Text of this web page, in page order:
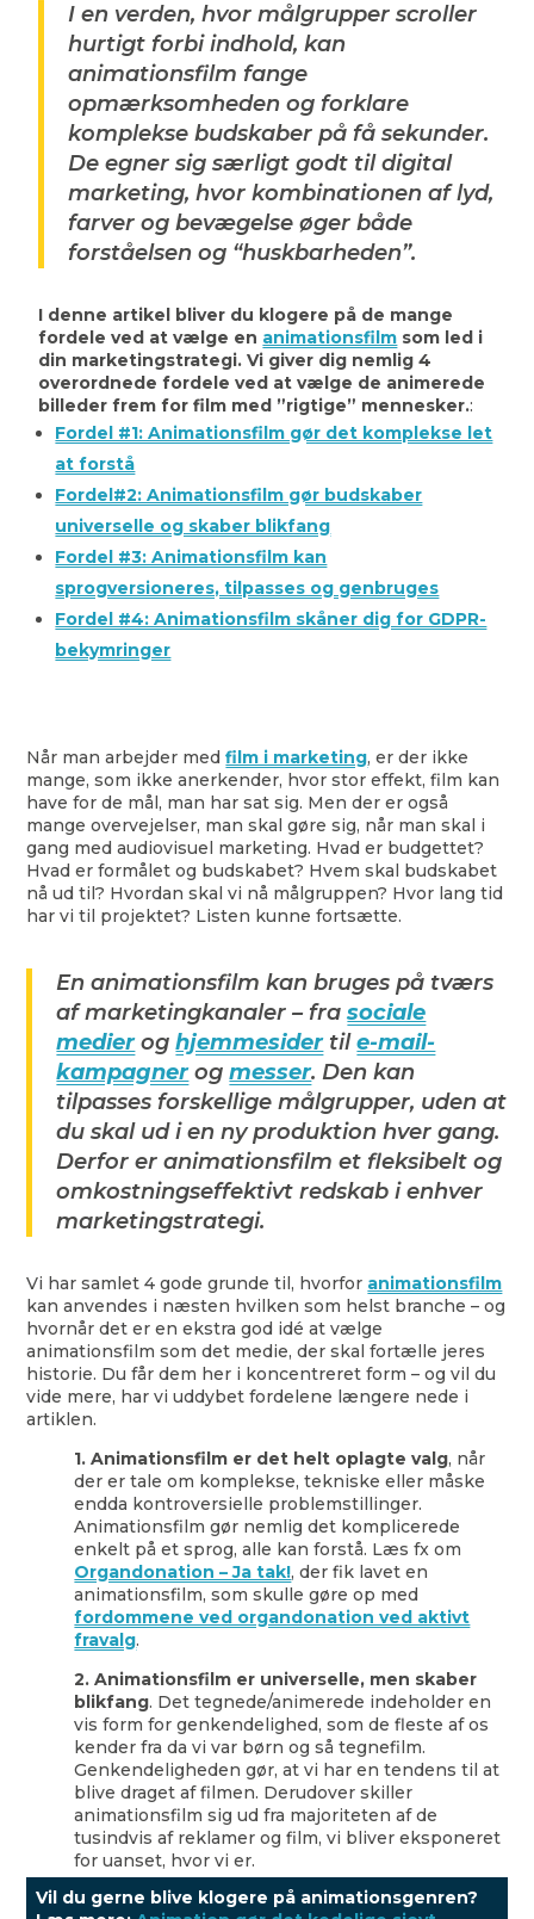
I en verden, hvor målgrupper scroller
hurtigt forbi indhold, kan
animationsfilm fange
opmærksomheden og forklare
komplekse budskaber på få sekunder.
De egner sig særligt godt til digital
marketing, hvor kombinationen af lyd,
farver og bevægelse øger både
forståelsen og “huskbarheden”.
I denne artikel bliver du klogere på de mange
fordele ved at vælge en animationsfilm som led i
din marketingstrategi. Vi giver dig nemlig 4
overordnede fordele ved at vælge de animerede
billeder frem for film med ”rigtige” mennesker.:
Fordel #1: Animationsfilm gør det komplekse let
at forstå
Fordel#2: Animationsfilm gør budskaber
universelle og skaber blikfang
Fordel #3: Animationsfilm kan
sprogversioneres, tilpasses og genbruges
Fordel #4: Animationsfilm skåner dig for GDPR-
bekymringer
Når man arbejder medfilm i marketing, er der ikke
mange, som ikke anerkender, hvor stor effekt, film kan
have for de mål, man har sat sig. Men der er også
mange overvejelser, man skal gøre sig, når man skal i
gang med audiovisuel marketing. Hvad er budgettet?
Hvad er formålet og budskabet? Hvem skal budskabet
nå ud til? Hvordan skal vi nå målgruppen? Hvor lang tid
har vi til projektet? Listen kunne fortsætte.
En animationsfilm kan bruges på tværs
af marketingkanaler – frasociale
medieroghjemmesidertile-mail-
kampagnerogmesser. Den kan
tilpasses forskellige målgrupper, uden at
du skal ud i en ny produktion hver gang.
Derfor er animationsfilm et fleksibelt og
omkostningseffektivt redskab i enhver
marketingstrategi.
Vi har samlet 4 gode grunde til, hvorfor animationsfilm
kan anvendes i næsten hvilken som helst branche – og
hvornår det er en ekstra god idé at vælge
animationsfilm som det medie, der skal fortælle jeres
historie. Du får dem her i koncentreret form – og vil du
vide mere, har vi uddybet fordelene længere nede i
artiklen.
1. Animationsfilm er det helt oplagte valg, når
der er tale om komplekse, tekniske eller måske
endda kontroversielle problemstillinger.
Animationsfilm gør nemlig det komplicerede
enkelt på et sprog, alle kan forstå. Læs fx om
Organdonation – Ja tak!, der fik lavet en
animationsfilm, som skulle gøre op med
fordommene ved organdonation ved aktivt
fravalg.
2. Animationsfilm er universelle, men skaber
blikfang. Det tegnede/animerede indeholder en
vis form for genkendelighed, som de fleste af os
kender fra da vi var børn og så tegnefilm.
Genkendeligheden gør, at vi har en tendens til at
blive draget af filmen. Derudover skiller
animationsfilm sig ud fra majoriteten af de
tusindvis af reklamer og film, vi bliver eksponeret
for uanset, hvor vi er.
Vil du gerne blive klogere på animationsgenren?